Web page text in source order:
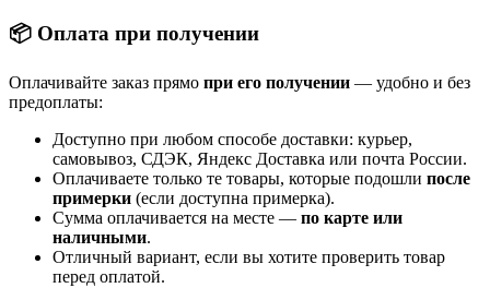
📦 Оплата при получении
Оплачивайте заказ прямо при его получении — удобно и без
предоплаты:
Доступно при любом способе доставки: курьер,
самовывоз, СДЭК, Яндекс Доставка или почта России.
Оплачиваете только те товары, которые подошли после
примерки (если доступна примерка).
Сумма оплачивается на месте — по карте или
наличными.
Отличный вариант, если вы хотите проверить товар
перед оплатой.